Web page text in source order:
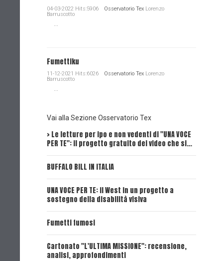
04-03-2022 Hits:5906 Osservatorio Tex Lorenzo
Barruscotto
Fumettiku
11-12-2021 Hits:6026 Osservatorio Tex Lorenzo
Barruscotto
Vai alla Sezione Osservatorio Tex
> Le letture per ipo e non vedenti di "UNA VOCE
PER TE": il progetto gratuito dei video che si…
BUFFALO BILL IN ITALIA
UNA VOCE PER TE: il West in un progetto a
sostegno della disabilità visiva
Fumetti fumosi
Cartonato "L'ULTIMA MISSIONE": recensione,
analisi, approfondimenti